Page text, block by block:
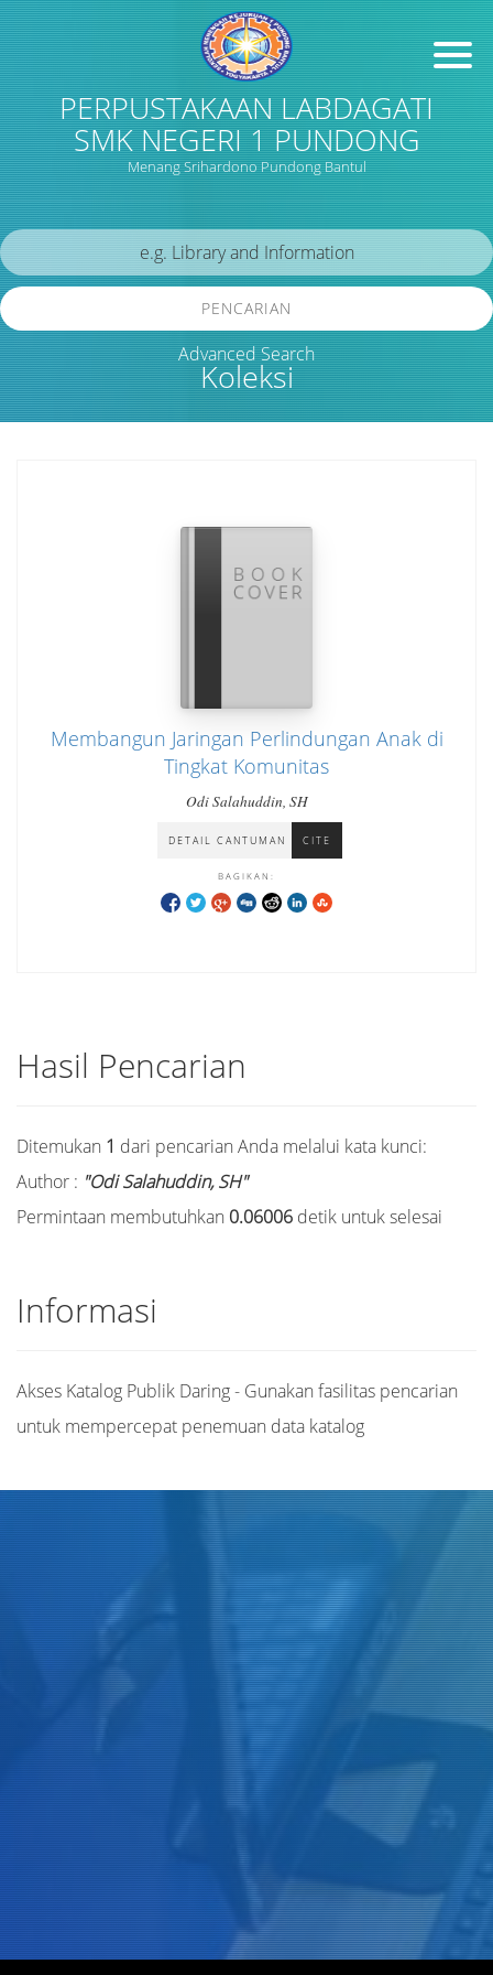
PERPUSTAKAAN LABDAGATI
SMK NEGERI 1 PUNDONG
Menang Srihardono Pundong Bantul
Koleksi
PENCARIAN
Advanced Search
Membangun Jaringan Perlindungan Anak di
Tingkat Komunitas
Odi Salahuddin, SH
DETAIL CANTUMAN CITE
BAGIKAN:
Hasil Pencarian
Ditemukan 1 dari pencarian Anda melalui kata kunci:
Author : "Odi Salahuddin, SH"
Permintaan membutuhkan 0.06006 detik untuk selesai
Informasi
Akses Katalog Publik Daring - Gunakan fasilitas pencarian
untuk mempercepat penemuan data katalog